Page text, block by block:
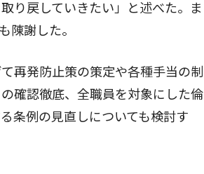
り戻していきたい」と述べた。ま
陳謝した。
再発防止策の策定や各種手当の制
確認徹底、全職員を対象にした倫
条例の見直しについても検討す